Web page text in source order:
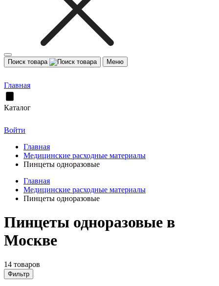
Поиск товара Меню
Главная
Каталог
Войти
Главная
Медицинские расходные материалы
Пинцеты одноразовые
Главная
Медицинские расходные материалы
Пинцеты одноразовые
Пинцеты одноразовые в
Москве
14 товаров
Фильтр